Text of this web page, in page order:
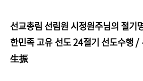
선교총림 선림원 시정원주님의 절기
한민족 고유 선도 24절기 선도수행
生振